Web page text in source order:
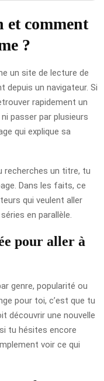
et comment
?
un site de lecture de
depuis un navigateur. Si
rapidement un
passer par plusieurs
qui explique sa
recherches un titre, tu
Dans les faits, ce
qui veulent aller
en parallèle.
pour aller à
genre, popularité ou
pour toi, c’est que tu
découvrir une nouvelle
tu hésites encore
voir ce qui